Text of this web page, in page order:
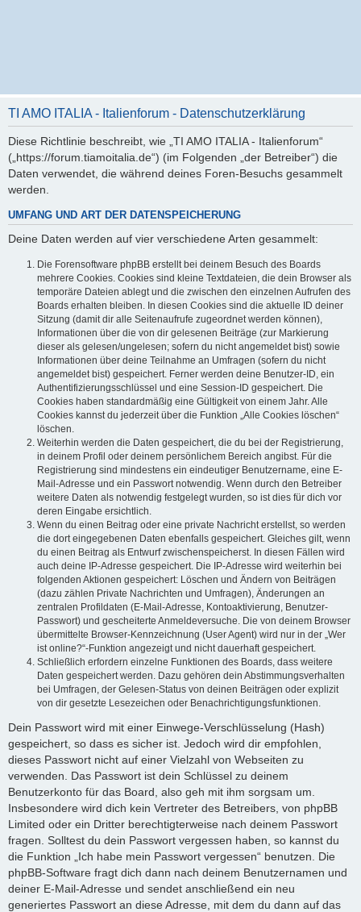
TI AMO ITALIA - Italienforum - Datenschutzerklärung
Diese Richtlinie beschreibt, wie „TI AMO ITALIA - Italienforum“
(„https://forum.tiamoitalia.de“) (im Folgenden „der Betreiber“) die
Daten verwendet, die während deines Foren-Besuchs gesammelt
werden.
UMFANG UND ART DER DATENSPEICHERUNG
Deine Daten werden auf vier verschiedene Arten gesammelt:
Die Forensoftware phpBB erstellt bei deinem Besuch des Boards
mehrere Cookies. Cookies sind kleine Textdateien, die dein Browser als
temporäre Dateien ablegt und die zwischen den einzelnen Aufrufen des
Boards erhalten bleiben. In diesen Cookies sind die aktuelle ID deiner
Sitzung (damit dir alle Seitenaufrufe zugeordnet werden können),
Informationen über die von dir gelesenen Beiträge (zur Markierung
dieser als gelesen/ungelesen; sofern du nicht angemeldet bist) sowie
Informationen über deine Teilnahme an Umfragen (sofern du nicht
angemeldet bist) gespeichert. Ferner werden deine Benutzer-ID, ein
Authentifizierungsschlüssel und eine Session-ID gespeichert. Die
Cookies haben standardmäßig eine Gültigkeit von einem Jahr. Alle
Cookies kannst du jederzeit über die Funktion „Alle Cookies löschen“
löschen.
Weiterhin werden die Daten gespeichert, die du bei der Registrierung,
in deinem Profil oder deinem persönlichem Bereich angibst. Für die
Registrierung sind mindestens ein eindeutiger Benutzername, eine E-
Mail-Adresse und ein Passwort notwendig. Wenn durch den Betreiber
weitere Daten als notwendig festgelegt wurden, so ist dies für dich vor
deren Eingabe ersichtlich.
Wenn du einen Beitrag oder eine private Nachricht erstellst, so werden
die dort eingegebenen Daten ebenfalls gespeichert. Gleiches gilt, wenn
du einen Beitrag als Entwurf zwischenspeicherst. In diesen Fällen wird
auch deine IP-Adresse gespeichert. Die IP-Adresse wird weiterhin bei
folgenden Aktionen gespeichert: Löschen und Ändern von Beiträgen
(dazu zählen Private Nachrichten und Umfragen), Änderungen an
zentralen Profildaten (E-Mail-Adresse, Kontoaktivierung, Benutzer-
Passwort) und gescheiterte Anmeldeversuche. Die von deinem Browser
übermittelte Browser-Kennzeichnung (User Agent) wird nur in der „Wer
ist online?“-Funktion angezeigt und nicht dauerhaft gespeichert.
Schließlich erfordern einzelne Funktionen des Boards, dass weitere
Daten gespeichert werden. Dazu gehören dein Abstimmungsverhalten
bei Umfragen, der Gelesen-Status von deinen Beiträgen oder explizit
von dir gesetzte Lesezeichen oder Benachrichtigungsfunktionen.
Dein Passwort wird mit einer Einwege-Verschlüsselung (Hash)
gespeichert, so dass es sicher ist. Jedoch wird dir empfohlen,
dieses Passwort nicht auf einer Vielzahl von Webseiten zu
verwenden. Das Passwort ist dein Schlüssel zu deinem
Benutzerkonto für das Board, also geh mit ihm sorgsam um.
Insbesondere wird dich kein Vertreter des Betreibers, von phpBB
Limited oder ein Dritter berechtigterweise nach deinem Passwort
fragen. Solltest du dein Passwort vergessen haben, so kannst du
die Funktion „Ich habe mein Passwort vergessen“ benutzen. Die
phpBB-Software fragt dich dann nach deinem Benutzernamen und
deiner E-Mail-Adresse und sendet anschließend ein neu
generiertes Passwort an diese Adresse, mit dem du dann auf das